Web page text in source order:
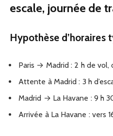
escale, journée de
Hypothèse d’horaires
Paris → Madrid : 2 h de vol,
Attente à Madrid : 3 h
Madrid → La Havane : 9 h
Arrivée à La Havane : vers